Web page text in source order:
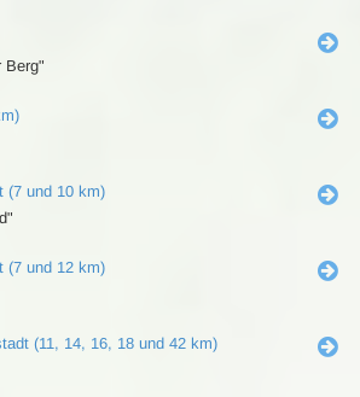
Berg"
(7 und 10 km)
(7 und 12 km)
(11, 14, 16, 18 und 42 km)